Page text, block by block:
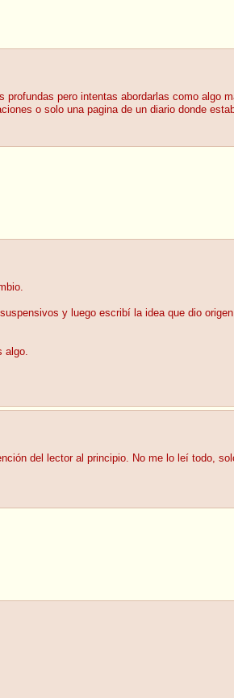
pero intentas abordarlas como algo
o solo una pagina de un diario donde
y luego escribí la idea que dio origen
algo.
del lector al principio. No me lo leí todo,